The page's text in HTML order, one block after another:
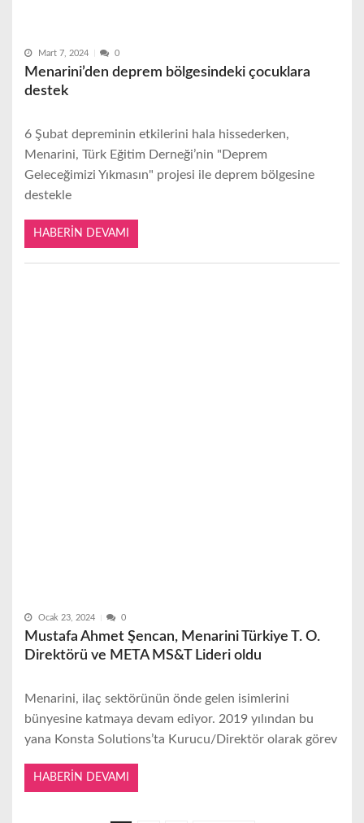
Mart 7, 2024 0
Menarini’den deprem bölgesindeki çocuklara
destek
6 Şubat depreminin etkilerini hala hissederken,
Menarini, Türk Eğitim Derneği’nin "Deprem
Geleceğimizi Yıkmasın" projesi ile deprem bölgesine
destekle
HABERIN DEVAMI
Ocak 23, 2024 0
Mustafa Ahmet Şencan, Menarini Türkiye T. O.
Direktörü ve META MS&T Lideri oldu
Menarini, ilaç sektörünün önde gelen isimlerini
bünyesine katmaya devam ediyor. 2019 yılından bu
yana Konsta Solutions’ta Kurucu/Direktör olarak görev
HABERIN DEVAMI